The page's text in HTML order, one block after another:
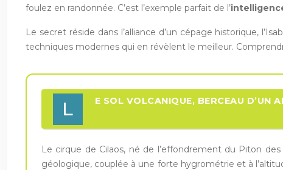
foulez en randonnée. C’est l’exemple parfait de l’
Le secret réside dans l’alliance d’un cépage historique,
techniques modernes qui en révèlent le meilleur.
L E SOL VOLCANIQUE, BERCEAU D’UN
Le cirque de Cilaos, né de l’effondrement du Piton
géologique, couplée à une forte hygrométrie et à